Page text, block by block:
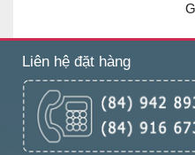
Liên hệ đặt hàng